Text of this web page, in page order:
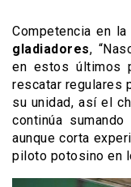
Competencia en
gladiadores,
en estos últimos
rescatar regulares
su unidad, así el
continúa
aunque corta
piloto potosino en